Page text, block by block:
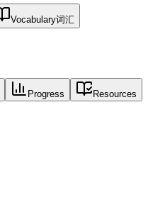
Vocabulary词汇
Progress Resources